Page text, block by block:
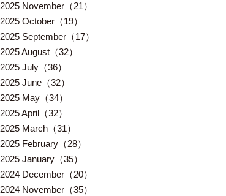
2025 November（21）
2025 October（19）
2025 September（17）
2025 August（32）
2025 July（36）
2025 June（32）
2025 May（34）
2025 April（32）
2025 March（31）
2025 February（28）
2025 January（35）
2024 December（20）
2024 November（35）